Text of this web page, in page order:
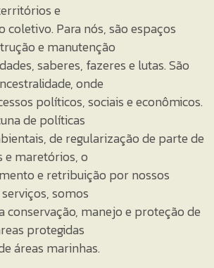
e
coletivo. Para nós, são espaços
e manutenção
saberes, fazeres e lutas. São
onde
políticos, sociais e econômicos.
de políticas
de regularização de parte de
e maretórios, o
e retribuição por nossos
somos
conservação, manejo e proteção de
protegidas
áreas marinhas.